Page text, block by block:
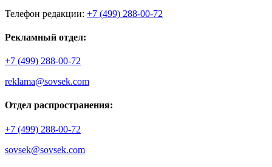
Телефон редакции: +7 (499) 288-00-72
Рекламный отдел:
+7 (499) 288-00-72
reklama@sovsek.com
Отдел распространения:
+7 (499) 288-00-72
sovsek@sovsek.com